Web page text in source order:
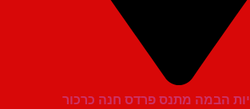
מתנס פרדס חנה כרכור